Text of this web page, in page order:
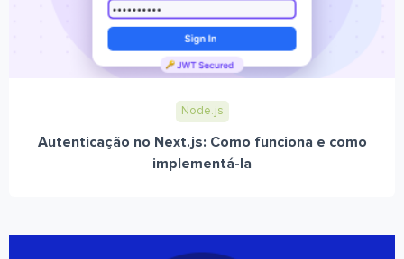
Node.js
Autenticação no Next.js: Como funciona e como
implementá-la